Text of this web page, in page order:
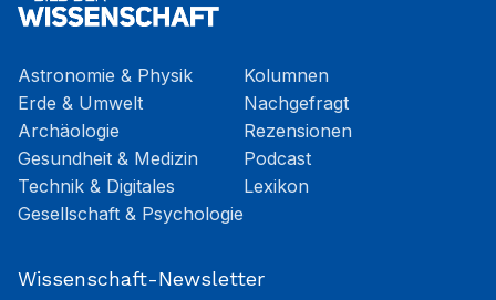
Astronomie & Physik
Erde & Umwelt
Archäologie
Gesundheit & Medizin
Technik & Digitales
Gesellschaft & Psychologie
Kolumnen
Nachgefragt
Rezensionen
Podcast
Lexikon
Wissenschaft-Newsletter